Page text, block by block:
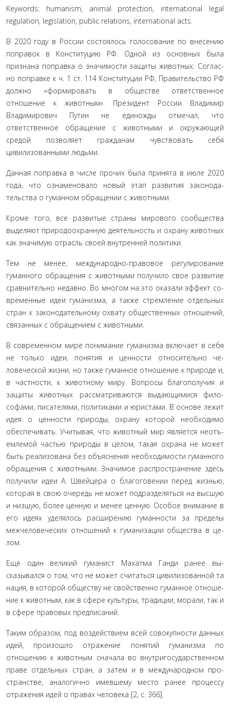
Keywords: humanism, animal protection, international legal
regulation, legislation, public relations, international acts.
В 2020 году в России состоялось голосование по внесе­нию
поправок в Конституцию РФ. Одной из основных была
признана поправка о значимости защиты животных. Соглас­
но поправке к ч. 1 ст. 114 Конституции РФ, Правительство РФ
должно «формировать в обществе ответственное
отношение к животным». Президент России Владимир
Владимирович Путин не единожды отмечал, что
ответственное обращение с животными и окружающей
средой позволяет гражданам чувствовать себя
цивилизованными людьми.
Данная поправка в числе прочих была принята в июле 2020
года, что ознаменовало новый этап развития законода­
тельства о гуманном обращении с животными.
Кроме того, все развитые страны мирового сообщества
выделяют природоохранную деятельность и охрану живот­ных
как значимую отрасль своей внутренней политики.
Тем не менее, международно-правовое регулирование
гуманного обращения с животными получило свое развитие
сравнительно недавно. Во многом на это оказали эффект со­
временные идеи гуманизма, а также стремление отдельных
стран к законодательному охвату общественных отношений,
связанных с обращением с животными.
В современном мире понимание гуманизма включает в себя
не только идеи, понятия и ценности относительно че­
ловеческой жизни, но также гуманное отношение к природе и,
в частности, к животному миру. Вопросы благополучия и
защиты животных рассматриваются выдающимися фило­
софами, писателями, политиками и юристами. В основе ле­жит
идея о ценности природы, охрану которой необходимо
обеспечивать. Учитывая, что животный мир является неотъ­
емлемой частью природы в целом, такая охрана не может
быть реализована без объяснения необходимости гуманного
обращения с животными. Значимое распространение здесь
получили идеи А. Швейцера о благоговении перед жизнью,
которая в свою очередь не может подразделяться на высшую
и низшую, более ценную и менее ценную. Особое внимание в
его идеях уделялось расширению гуманности за пределы
межчеловеческих отношений к гуманизации общества в це­
лом.
Еще один великий гуманист Махатма Ганди ранее вы­
сказывался о том, что не может считаться цивилизованной та
нация, в которой обществу не свойственно гуманное отноше­
ние к животным, как в сфере культуры, традиции, морали, так и
в сфере правовых предписаний.
Таким образом, под воздействием всей совокупности данных
идей, произошло отражение понятий гуманизма по
отношению к животным сначала во внутригосударственном
праве отдельных стран, а затем и в международном про­
странстве, аналогично имевшему место ранее процессу
отра­жения идей о правах человека [2, с. 366].